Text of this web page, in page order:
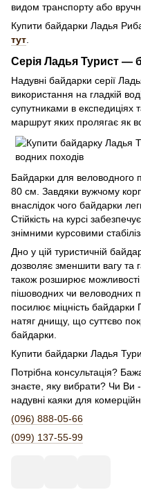
видом транспорту або
Купити байдарки Ладья
тут.
Серія Ладья Турист —
Надувні байдарки серії
використання на гладкій
супутниками в експедиціях
маршрут яких пролягає як
Байдарки для
80 см. Завдяки вужчому
внаслідок чого байдарки
Стійкість на курсі
знімними курсовими
Дно у цій туристичній
дозволяє зменшити вагу та
також розширює
пішоводних чи веловодних
посилює міцність
натяг днищу, що суттєво
байдарки.
Купити байдарки Ладья
Потрібна консультація?
знаєте, яку вибрати? Чи Ви
надувні каяки для
(096) 888-05-66
(099) 137-55-99